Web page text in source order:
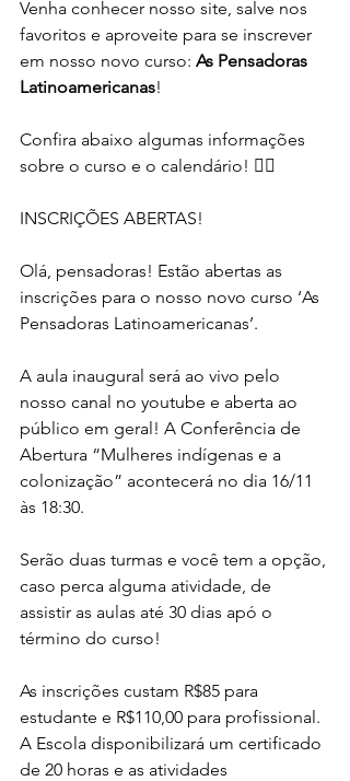
Venha conhecer nosso site, salve nos
favoritos e aproveite para se inscrever
em nosso novo curso: As Pensadoras
Latinoamericanas!
Confira abaixo algumas informações
sobre o curso e o calendário! 👇🏾
INSCRIÇÕES ABERTAS!
Olá, pensadoras! Estão abertas as
inscrições para o nosso novo curso ‘As
Pensadoras Latinoamericanas’.
A aula inaugural será ao vivo pelo
nosso canal no youtube e aberta ao
público em geral! A Conferência de
Abertura “Mulheres indígenas e a
colonização” acontecerá no dia 16/11
às 18:30.
Serão duas turmas e você tem a opção,
caso perca alguma atividade, de
assistir as aulas até 30 dias apó o
término do curso!
As inscrições custam R$85 para
estudante e R$110,00 para profissional.
A Escola disponibilizará um certificado
de 20 horas e as atividades